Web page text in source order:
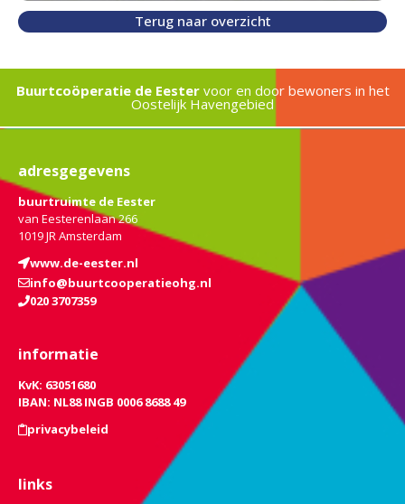
Terug naar overzicht
Buurtcoöperatie de Eestervoor en door bewoners in het
Oostelijk Havengebied
adresgegevens
buurtruimte de Eester
van Eesterenlaan 266
1019 JR Amsterdam
www.de-eester.nl
info@buurtcooperatieohg.nl
020 3707359
informatie
KvK: 63051680
IBAN: NL88 INGB 0006 8688 49
privacybeleid
links